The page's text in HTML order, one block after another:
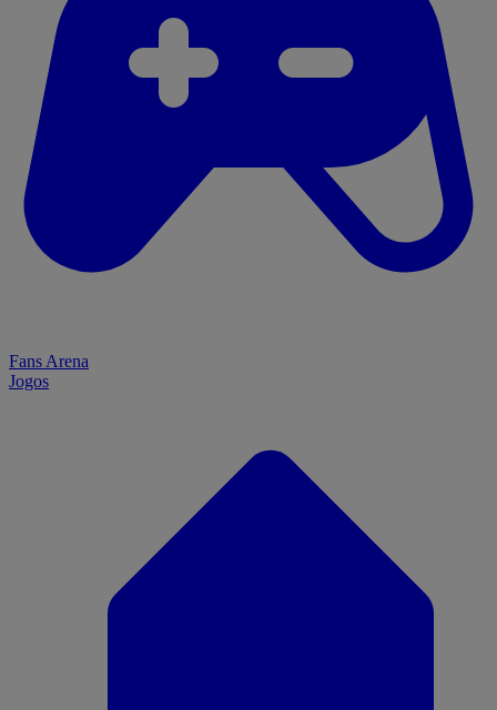
Fans Arena
Jogos